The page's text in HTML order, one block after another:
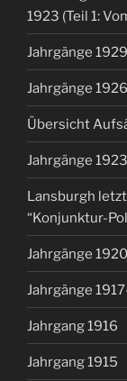
1923 (Teil 1:
Jahrgänge
Jahrgänge
Übersicht
Jahrgänge
Lansburgh
“Konjunktur-
Jahrgänge
Jahrgänge
Jahrgang 1916
Jahrgang 1915